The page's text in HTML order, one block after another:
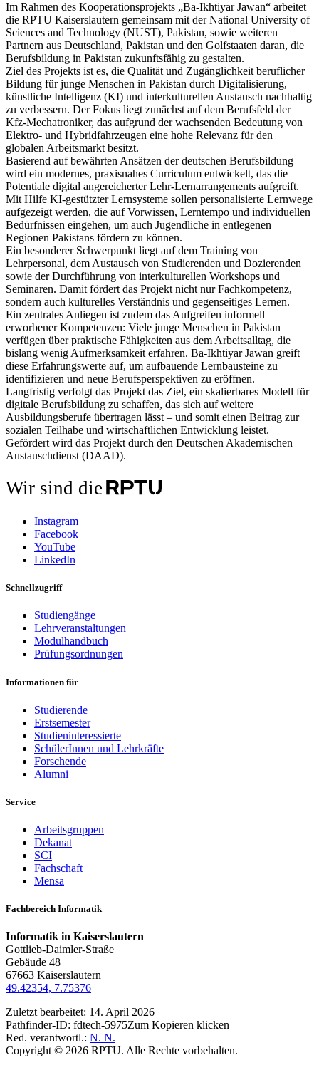
Im Rahmen des Kooperationsprojekts „Ba-Ikhtiyar Jawan“ arbeitet
die RPTU Kaiserslautern gemeinsam mit der National University of
Sciences and Technology (NUST), Pakistan, sowie weiteren
Partnern aus Deutschland, Pakistan und den Golfstaaten daran, die
Berufsbildung in Pakistan zukunftsfähig zu gestalten.
Ziel des Projekts ist es, die Qualität und Zugänglichkeit beruflicher
Bildung für junge Menschen in Pakistan durch Digitalisierung,
künstliche Intelligenz (KI) und interkulturellen Austausch nachhaltig
zu verbessern. Der Fokus liegt zunächst auf dem Berufsfeld der
Kfz-Mechatroniker, das aufgrund der wachsenden Bedeutung von
Elektro- und Hybridfahrzeugen eine hohe Relevanz für den
globalen Arbeitsmarkt besitzt.
Basierend auf bewährten Ansätzen der deutschen Berufsbildung
wird ein modernes, praxisnahes Curriculum entwickelt, das die
Potentiale digital angereicherter Lehr-Lernarrangements aufgreift.
Mit Hilfe KI-gestützter Lernsysteme sollen personalisierte Lernwege
aufgezeigt werden, die auf Vorwissen, Lerntempo und individuellen
Bedürfnissen eingehen, um auch Jugendliche in entlegenen
Regionen Pakistans fördern zu können.
Ein besonderer Schwerpunkt liegt auf dem Training von
Lehrpersonal, dem Austausch von Studierenden und Dozierenden
sowie der Durchführung von interkulturellen Workshops und
Seminaren. Damit fördert das Projekt nicht nur Fachkompetenz,
sondern auch kulturelles Verständnis und gegenseitiges Lernen.
Ein zentrales Anliegen ist zudem das Aufgreifen informell
erworbener Kompetenzen: Viele junge Menschen in Pakistan
verfügen über praktische Fähigkeiten aus dem Arbeitsalltag, die
bislang wenig Aufmerksamkeit erfahren. Ba-Ikhtiyar Jawan greift
diese Erfahrungswerte auf, um aufbauende Lernbausteine zu
identifizieren und neue Berufsperspektiven zu eröffnen.
Langfristig verfolgt das Projekt das Ziel, ein skalierbares Modell für
digitale Berufsbildung zu schaffen, das sich auf weitere
Ausbildungsberufe übertragen lässt – und somit einen Beitrag zur
sozialen Teilhabe und wirtschaftlichen Entwicklung leistet.
Gefördert wird das Projekt durch den Deutschen Akademischen
Austauschdienst (DAAD).
Wir sind die
Instagram
Facebook
YouTube
LinkedIn
Schnellzugriff
Studiengänge
Lehrveranstaltungen
Modulhandbuch
Prüfungsordnungen
Informationen für
Studierende
Erstsemester
Studieninteressierte
SchülerInnen und Lehrkräfte
Forschende
Alumni
Service
Arbeitsgruppen
Dekanat
SCI
Fachschaft
Mensa
Fachbereich Informatik
Informatik in Kaiserslautern
Gottlieb-Daimler-Straße
Gebäude 48
67663 Kaiserslautern
49.42354, 7.75376
Zuletzt bearbeitet: 14. April 2026
Pathfinder-ID: fdtech-5975Zum Kopieren klicken
Red. verantwortl.: N. N.
Copyright © 2026 RPTU. Alle Rechte vorbehalten.